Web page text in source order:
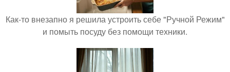
Как-то внезапно я решила устроить себе "Ручной Режим"
и помыть посуду без помощи техники.